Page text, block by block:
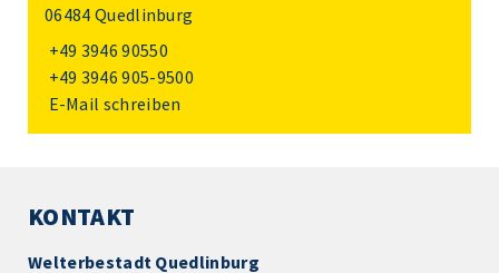
06484 Quedlinburg
+49 3946 90550
+49 3946 905-9500
E-Mail schreiben
KONTAKT
Welterbestadt Quedlinburg